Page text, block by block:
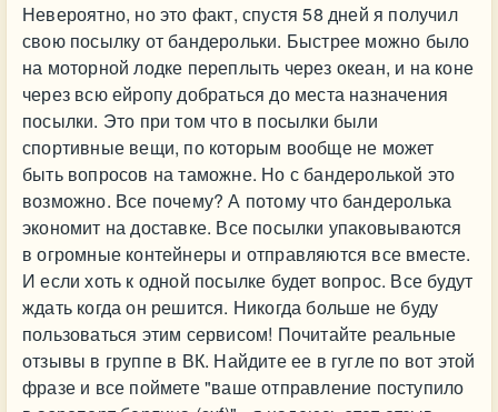
Невероятно, но это факт, спустя 58 дней я получил
свою посылку от бандерольки. Быстрее можно было
на моторной лодке переплыть через океан, и на коне
через всю ейропу добраться до места назначения
посылки. Это при том что в посылки были
спортивные вещи, по которым вообще не может
быть вопросов на таможне. Но с бандеролькой это
возможно. Все почему? А потому что бандеролька
экономит на доставке. Все посылки упаковываются
в огромные контейнеры и отправляются все вместе.
И если хоть к одной посылке будет вопрос. Все будут
ждать когда он решится. Никогда больше не буду
пользоваться этим сервисом! Почитайте реальные
отзывы в группе в ВК. Найдите ее в гугле по вот этой
фразе и все поймете "ваше отправление поступило